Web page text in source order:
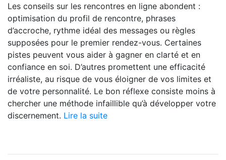
Les conseils sur les rencontres en ligne abondent :
optimisation du profil de rencontre, phrases
d’accroche, rythme idéal des messages ou règles
supposées pour le premier rendez-vous. Certaines
pistes peuvent vous aider à gagner en clarté et en
confiance en soi. D’autres promettent une efficacité
irréaliste, au risque de vous éloigner de vos limites et
de votre personnalité. Le bon réflexe consiste moins à
chercher une méthode infaillible qu’à développer votre
discernement. Lire la suite